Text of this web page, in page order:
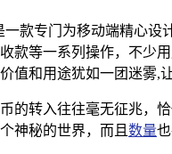
一款专门为移动端精心
款等一系列操作，不少
值和用途犹如一团迷雾,
的转入往往毫无征兆，
神秘的世界，而且 数量